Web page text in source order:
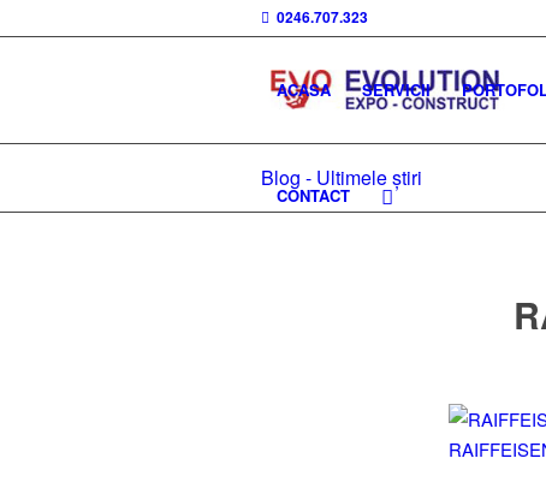
0246.707.323
ACASA SERVICII
CONTACT
Blog - Ultimele știri